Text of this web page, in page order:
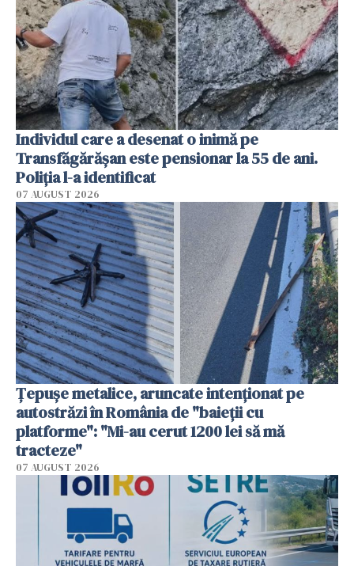
Individul care a desenat o inimă pe
Transfăgărășan este pensionar la 55 de ani.
Poliția l-a identificat
07 AUGUST 2026
Țepușe metalice, aruncate intenționat pe
autostrăzi în România de "baieții cu
platforme": "Mi-au cerut 1200 lei să mă
tracteze"
07 AUGUST 2026